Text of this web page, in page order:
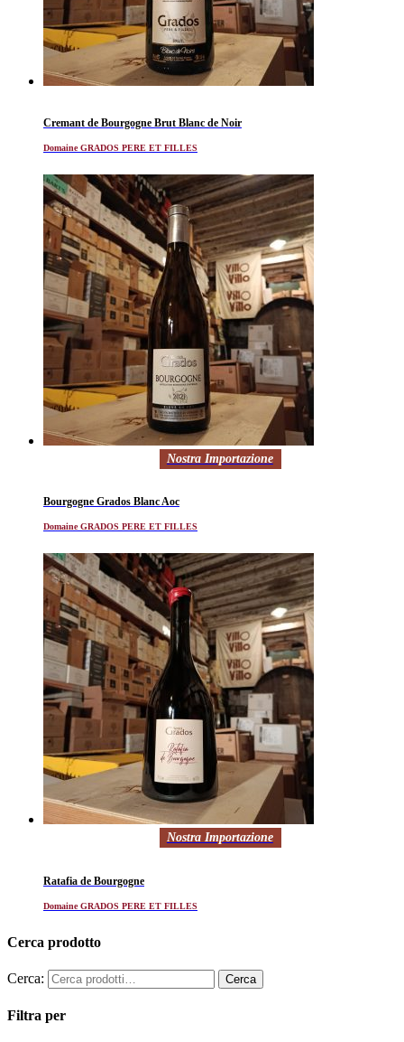
Cremant de Bourgogne Brut Blanc de Noir
Domaine GRADOS PERE ET FILLES
Nostra Importazione
Bourgogne Grados Blanc Aoc
Domaine GRADOS PERE ET FILLES
Nostra Importazione
Ratafia de Bourgogne
Domaine GRADOS PERE ET FILLES
Cerca prodotto
Cerca:
Filtra per